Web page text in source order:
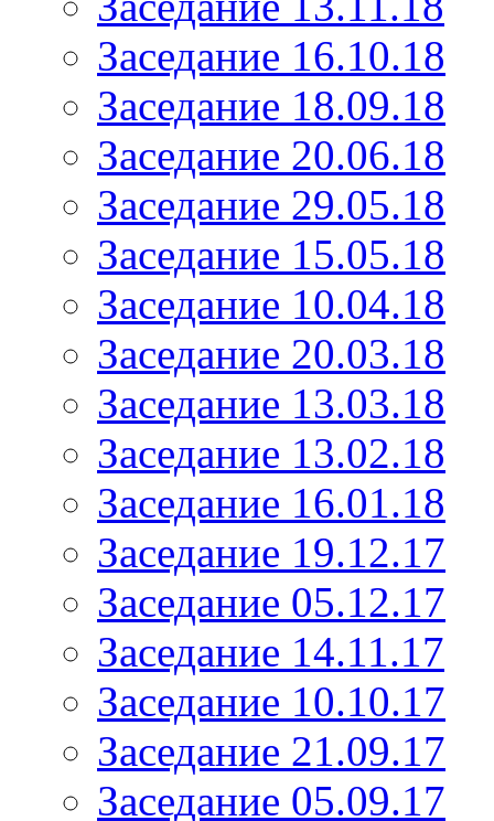
Заседание 16.10.18
Заседание 18.09.18
Заседание 20.06.18
Заседание 29.05.18
Заседание 15.05.18
Заседание 10.04.18
Заседание 20.03.18
Заседание 13.03.18
Заседание 13.02.18
Заседание 16.01.18
Заседание 19.12.17
Заседание 05.12.17
Заседание 14.11.17
Заседание 10.10.17
Заседание 21.09.17
Заседание 05.09.17